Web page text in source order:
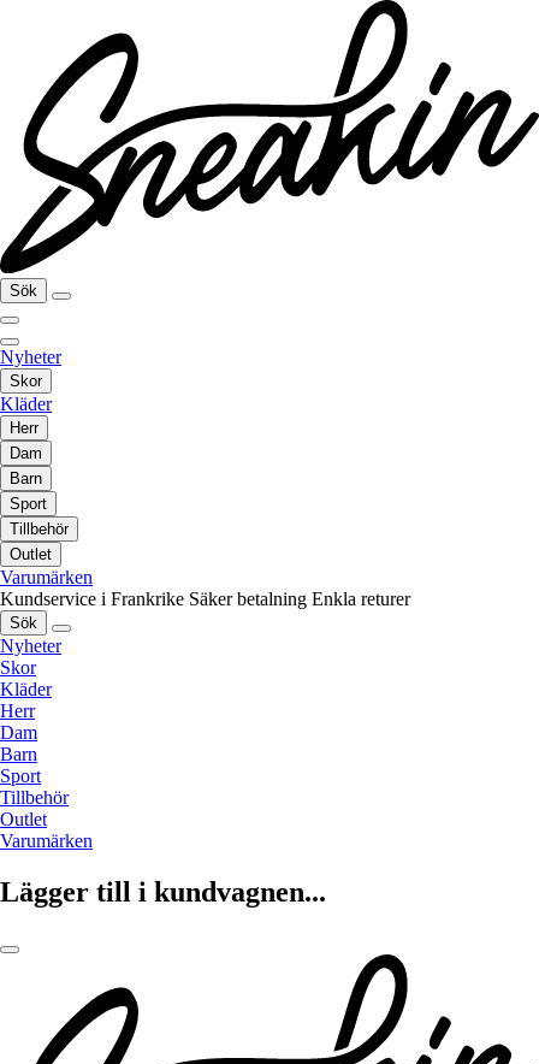
Sök
Nyheter
Skor
Kläder
Herr
Dam
Barn
Sport
Tillbehör
Outlet
Varumärken
Kundservice i Frankrike Säker betalning Enkla returer
Sök
Nyheter
Skor
Kläder
Herr
Dam
Barn
Sport
Tillbehör
Outlet
Varumärken
Lägger till i kundvagnen...